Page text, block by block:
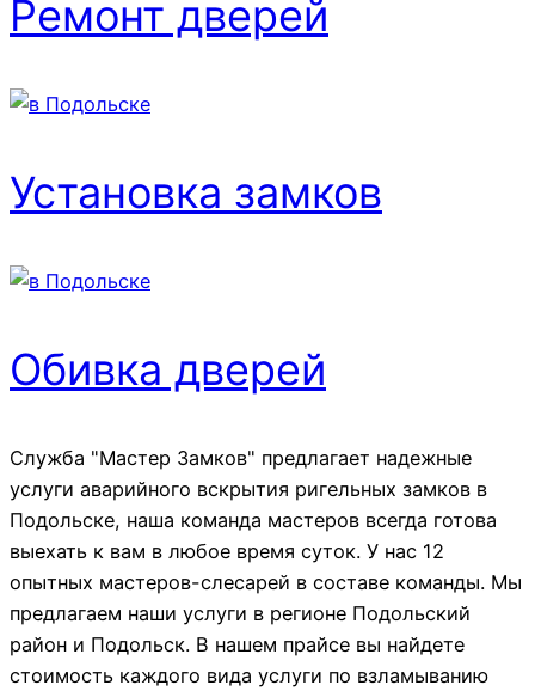
Ремонт дверей
Установка замков
Обивка дверей
Служба "Мастер Замков" предлагает надежные
услуги аварийного вскрытия ригельных замков в
Подольске, наша команда мастеров всегда готова
выехать к вам в любое время суток. У нас 12
опытных мастеров-слесарей в составе команды. Мы
предлагаем наши услуги в регионе Подольский
район и Подольск. В нашем прайсе вы найдете
стоимость каждого вида услуги по взламыванию